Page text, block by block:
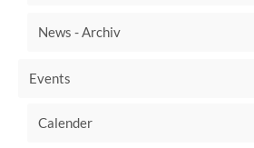
News - Archiv
Events
Calender